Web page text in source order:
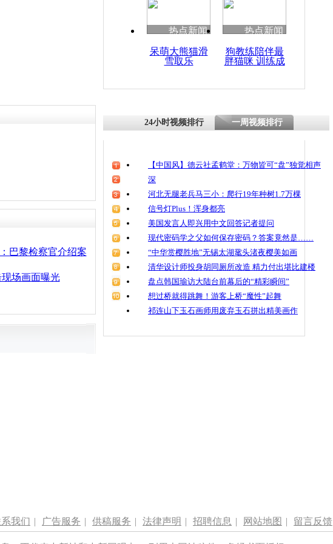
热点新闻
呆萌大熊猫滑
雪取乐
热点新闻
狗教练陪伴最
胖猫咪 训练成
巴黎检察官介绍案
场画面曝光
24小时视频排行 一周视频排行
【中国风】德云社孟鹤堂：万物皆可“盘”独觉相声
深
河北无腿老兵马三小：爬行19年种树1.7万棵
信号灯Plus！浑身都亮
美国发言人即兴用中文回答记者提问
现代密码学之父如何保存密码？答案竟然是……
“中华赏樱胜地”无锡太湖鼋头渚夜樱美如画
清华设计师投身胡同厕所改造 精力付出堪比建楼
盘点韩国瑜访大陆台前幕后的“精彩瞬间”
想过桥就得跳舞！游客上桥“魔性”起舞
祁连山下玉石画师用废弃玉石拼出精美画作
我们 | 广告服务 | 供稿服务 | 法律声明 | 招聘信息 | 网站地图 | 留言反馈